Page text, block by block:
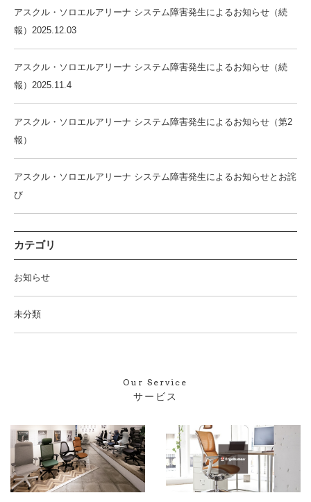
アスクル・ソロエルアリーナ システム障害発生によるお知らせ（続
報）2025.12.03
アスクル・ソロエルアリーナ システム障害発生によるお知らせ（続
報）2025.11.4
アスクル・ソロエルアリーナ システム障害発生によるお知らせ（第2
報）
アスクル・ソロエルアリーナ システム障害発生によるお知らせとお詫
び
カテゴリ
お知らせ
未分類
Our Service
サービス